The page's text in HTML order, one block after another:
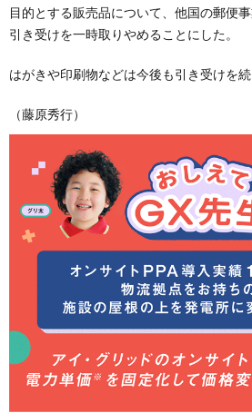
目的とする販売品について、他国の郵便
引き受けを一時取りやめることにした。
はがきや印刷物などは今後も引き受けを続
（藤原秀行）